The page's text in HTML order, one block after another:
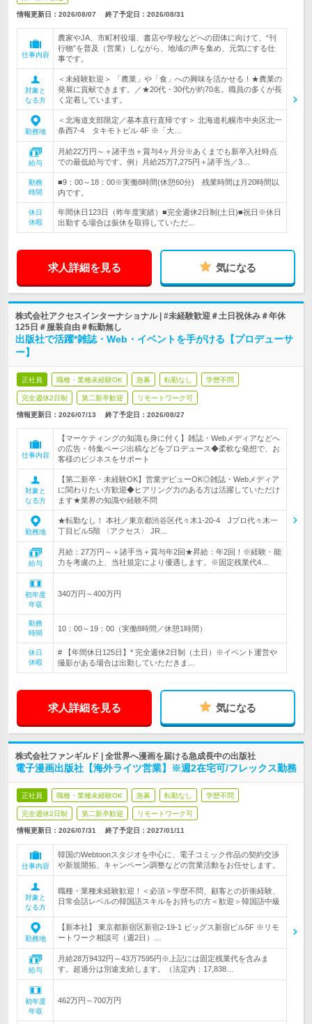
情報更新日：2026/08/07 終了予定日： 2026/08/31
仕事内容
農家やJA、市町村役場、書店や学校などへの団体に向けて、“刊
行物”を普及（営業）しながら、地域の声を集め、元気にする仕
事です。
対象と
なる方
＜未経験歓迎＞ 「農業」や「食」への興味を活かせる！★農業の
発展に貢献できます。／★20代・30代が約70名。職員の多くが長
く定着しています。
勤務地
＜北海道支部限定／基本直行直帰です＞ 北海道札幌市中央区北一
条西7-4 タキモトビル 4F ※「大…
給与
月給22万円～＋諸手当＋賞与4ヶ月分※あくまでも新卒入社時点
での最低給与です。例）月給25万7,275円＋諸手当／3…
勤務
時間
■9：00～18：00※実働8時間(休憩60分) 残業時間は月20時間以
内です。
休日
休暇
年間休日123日（昨年度実績）■完全週休2日制(土日)■祝日※休日
出勤する場合は振休を取得していただ…
求人詳細を見る 気になる
株式会社アクセスインターナショナル | #未経験歓迎＃土日祝休み＃年休
125日＃服装自由＃転勤無し
出版社で活躍*雑誌・Web・イベントを手がける【プロデューサ
ー】
正社員 職種・業種未経験OK 急募 転勤なし 学歴不問
完全週休2日制 第二新卒歓迎 リモートワーク可
情報更新日：2026/07/13 終了予定日： 2026/08/27
仕事内容
【マーケティングの知識も身に付く】雑誌・Webメディアなどへ
の広告・特集ページ出稿などをプロデュース◆柔軟な発想で、お
客様のビジネスをサポート
対象と
なる方
【第二新卒・未経験OK】営業デビューOK◎雑誌・Webメディア
に関わりたい方歓迎◆ヒアリング力のある方は活躍していただけ
ます★業界の知識や経験不問
勤務地
★転勤なし！ 本社／東京都渋谷区代々木1‐20‐4 Jプロ代々木一
丁目ビル5階 〈アクセス〉 JR…
給与
月給：27万円～＋諸手当＋賞与年2回★昇給：年2回！※経験・能
力を考慮の上、当社規定により優遇します。※固定残業代4…
初年度
年収
340万円～400万円
勤務
時間
10：00～19：00（実働8時間／休憩1時間）
休日
休暇
# 【年間休日125日】* 完全週休2日制（土日）※イベント運営や
撮影がある場合は出勤していただきま…
求人詳細を見る 気になる
株式会社ファンギルド | 全世界へ漫画を届ける急成長中の出版社
電子漫画出版社【海外ライツ営業】※週2在宅可/フレックス勤務
正社員 職種・業種未経験OK 急募 転勤なし 学歴不問
完全週休2日制 第二新卒歓迎 リモートワーク可
情報更新日：2026/07/31 終了予定日： 2027/01/11
仕事内容
韓国のWebtoonスタジオを中心に、電子コミック作品の契約交渉
や新規開拓、キャンペーン調整などの営業活動をお任せします。
対象と
なる方
職種・業種未経験歓迎！＜必須＞学歴不問、顧客との折衝経験、
日常会話レベルの韓国語スキルをお持ちの方＜歓迎＞韓国語中級
勤務地
【新本社】 東京都新宿区新宿2-19-1 ビッグス新宿ビル5F ※リモ
ートワーク相談可（週2日）…
給与
月給28万9432円～43万7595円※上記には固定残業代を含みま
す。超過分は別途支給します。（法定内：17,838…
初年度
年収
462万円～700万円